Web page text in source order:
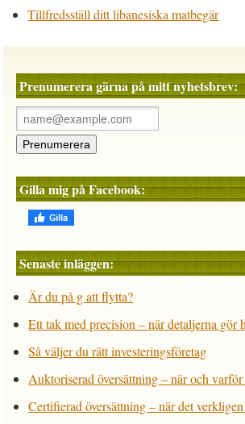
Tillfredsställ ditt libanesiska matbegär
Prenumerera gärna på mitt nyhetsbrev:
Gilla mig på Facebook:
Senaste inläggen:
Är du på g att flytta?
Ett tak med precision – när detaljerna gör
Så väljer du rätt investeringsföretag
Auktoriserad översättning – när och varför
Certifierad översättning – när det